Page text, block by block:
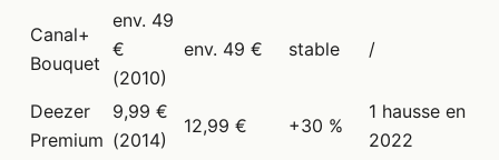
Canal+
Bouquet
env. 49
€
(2010)
env. 49 € stable /
Deezer
Premium
9,99 €
(2014)
12,99 € +30 %
1 hausse en
2022